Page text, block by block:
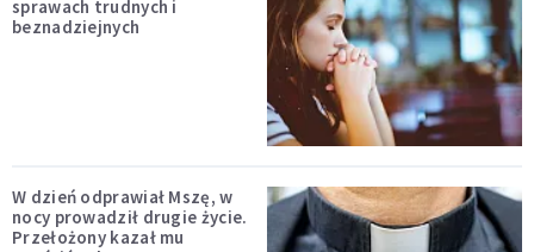
sprawach trudnych i
beznadziejnych
W dzień odprawiał Mszę, w
nocy prowadził drugie życie.
Przełożony kazał mu